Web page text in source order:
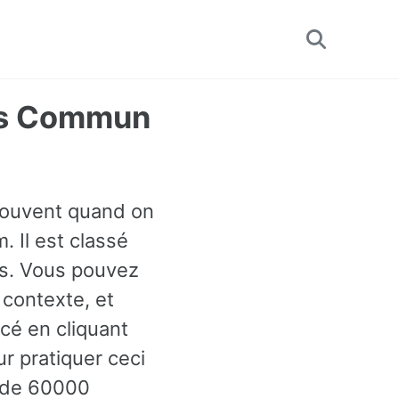
Toggle
Commun
quand on
Il est classé
Vous pouvez
et
en cliquant
pratiquer ceci
60000